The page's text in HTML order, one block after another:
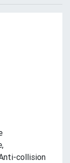
collision